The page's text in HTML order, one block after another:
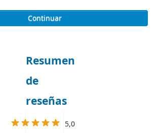
Continuar
Resumen
de
reseñas
5,0